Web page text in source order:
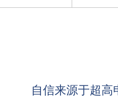
自信来源于超高